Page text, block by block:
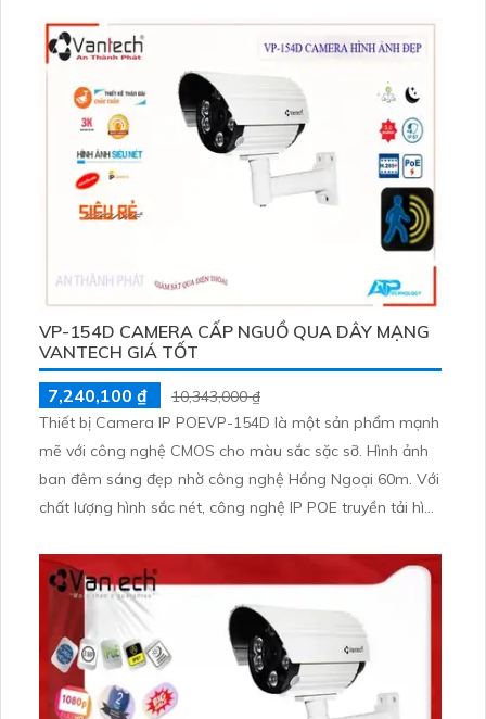
VP-154D CAMERA CẤP NGUỒ QUA DÂY MẠNG
VANTECH GIÁ TỐT
7,240,100 ₫
10,343,000 ₫
Thiết bị Camera IP POEVP-154D là một sản phẩm mạnh
mẽ với công nghệ CMOS cho màu sắc sặc sỡ. Hình ảnh
ban đêm sáng đẹp nhờ công nghệ Hồng Ngoại 60m. Với
chất lượng hình sắc nét, công nghệ IP POE truyền tải hình
cung cấp màu sắc sáng đẹp với độ phân giải 5